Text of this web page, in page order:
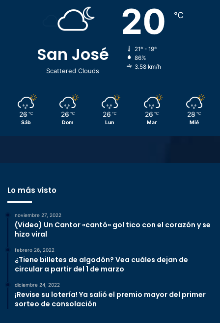
San José
Scattered Clouds
20 ℃
21º - 19º
86%
3.58 km/h
26 ℃
Sáb
26 ℃
Dom
26 ℃
Lun
26 ℃
Mar
28 ℃
Mié
Lo más visto
noviembre 27, 2022
(Video) Un Cantor «cantó» gol tico con el corazón y se
hizo viral
febrero 26, 2022
¿Tiene billetes de algodón? Vea cuáles dejan de
circular a partir del 1 de marzo
diciembre 24, 2022
¡Revise su lotería! Ya salió el premio mayor del primer
sorteo de consolación